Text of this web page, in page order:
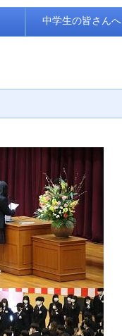
中学生の皆さんへ